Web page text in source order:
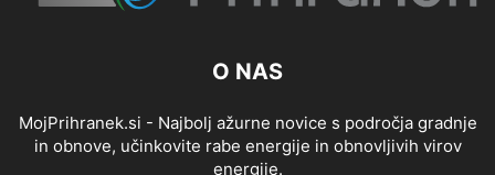
O NAS
MojPrihranek.si - Najbolj ažurne novice s področja gradnje
in obnove, učinkovite rabe energije in obnovljivih virov
energije.